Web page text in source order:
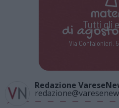
Tutti gli
di agosto
Via Confalonieri,
Redazione